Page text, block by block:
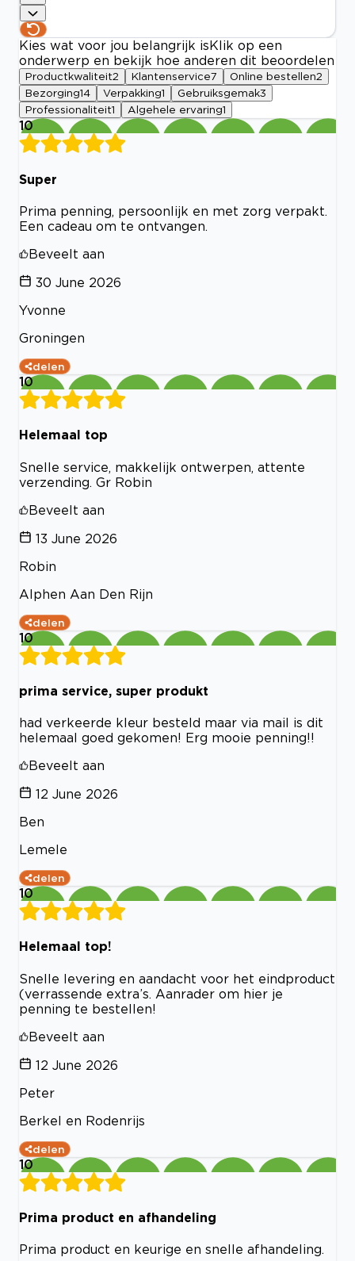
Kies wat voor jou belangrijk is Klik op een
onderwerp en bekijk hoe anderen dit beoordelen
Productkwaliteit2 Klantenservice7 Online bestellen2
Bezorging14 Verpakking1 Gebruiksgemak3
Professionaliteit1 Algehele ervaring1
10
Super
Prima penning, persoonlijk en met zorg verpakt.
Een cadeau om te ontvangen.
Beveelt aan
30 June 2026
Yvonne
Groningen
delen
10
Helemaal top
Snelle service, makkelijk ontwerpen, attente
verzending. Gr Robin
Beveelt aan
13 June 2026
Robin
Alphen Aan Den Rijn
delen
10
prima service, super produkt
had verkeerde kleur besteld maar via mail is dit
helemaal goed gekomen! Erg mooie penning!!
Beveelt aan
12 June 2026
Ben
Lemele
delen
10
Helemaal top!
Snelle levering en aandacht voor het eindproduct
(verrassende extra’s. Aanrader om hier je
penning te bestellen!
Beveelt aan
12 June 2026
Peter
Berkel en Rodenrijs
delen
10
Prima product en afhandeling
Prima product en keurige en snelle afhandeling.